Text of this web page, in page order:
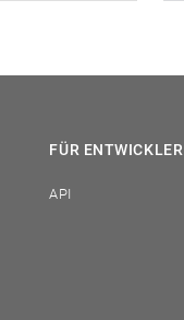
FÜR ENTWICKLER
API